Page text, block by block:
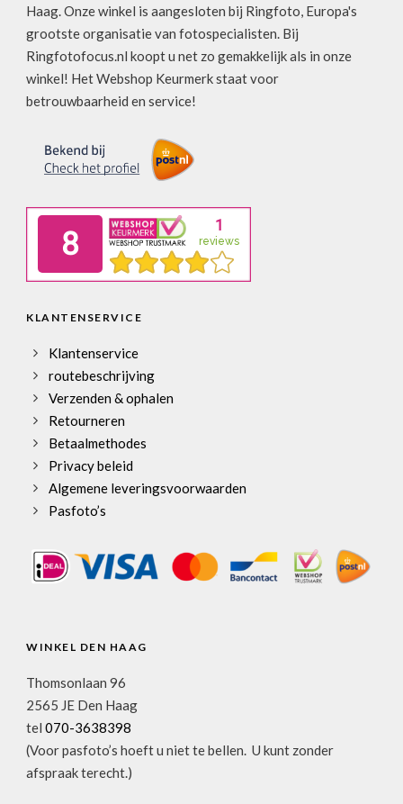
Haag. Onze winkel is aangesloten bij Ringfoto, Europa's
grootste organisatie van fotospecialisten. Bij
Ringfotofocus.nl koopt u net zo gemakkelijk als in onze
winkel! Het Webshop Keurmerk staat voor
betrouwbaarheid en service!
KLANTENSERVICE
Klantenservice
routebeschrijving
Verzenden & ophalen
Retourneren
Betaalmethodes
Privacy beleid
Algemene leveringsvoorwaarden
Pasfoto’s
WINKEL DEN HAAG
Thomsonlaan 96
2565 JE Den Haag
tel 070-3638398
(Voor pasfoto’s hoeft u niet te bellen. U kunt zonder
afspraak terecht.)